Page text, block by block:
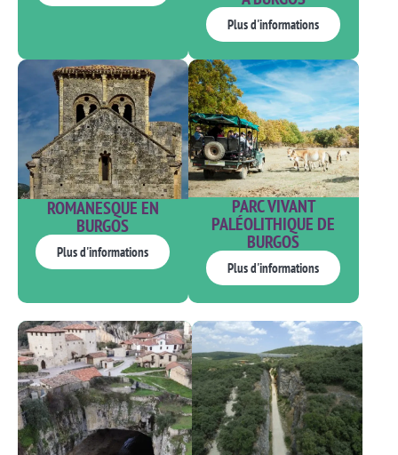
Plus d'informations
ROMANESQUE EN
BURGOS
Plus d'informations
PARC VIVANT
PALÉOLITHIQUE DE
BURGOS
Plus d'informations